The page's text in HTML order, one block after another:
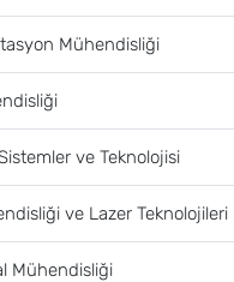
Mühendisliği
ve Teknolojisi
ve Lazer Teknolojileri
Mühendisliği